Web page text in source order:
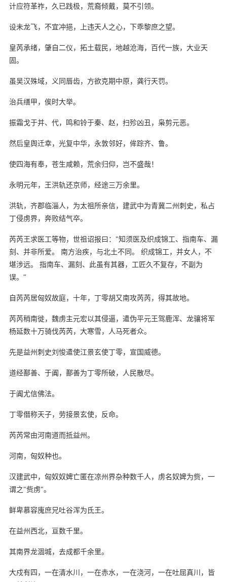
计应符革祚，久已践极，荒裔倾戴，莫不引领。
设未龙飞，不宜冲挹，上违天人之心，下乖黎庶之望。
皇芮承绪，肇自二仪，拓土载民，地越沧海，百代一族，大业天
固。
虽吴汉殊域，义同唇齿，方欲克期中原，龚行天罚。
治兵缮甲，俟时大举。
振霜戈于并、代，鸣和铃于秦、赵，扫殄凶丑，枭剪元恶。
然后皇舆迁幸，光复中华，永敦邻好，侔踪齐、鲁。
使四海有奉，苍生咸赖，荒余归仰，岂不盛哉！
永明元年，王洪轨还京师，经途三万余里。
洪轨，齐郡临淄人，为太祖所亲信，建武中为青冀二州刺史，私占
丁侵虏界，奔败结气卒。
芮芮王求医工等物，世祖诏报曰："知须医及织成锦工、指南车、漏
刻、并非所爱。 南方治疾，与北土不同。 织成锦工，并女人，不
堪涉远。 指南车、漏刻、此虽有其器，工匠久不复存，不副为
误。"
自芮芮居匈奴故庭，十年，丁零胡又南攻芮芮，得其故地。
芮芮稍南徙，魏虏主元宏以其侵逼，遣伪平元王驾鹿浑、龙骧将军
杨延数十万骑伐芮芮，大寒雪，人马死者众。
先是益州刺史刘悛遣使江景玄使丁零，宣国威德。
道经鄯善、于阗，鄯善为丁零所破，人民散尽。
于阗尤信佛法。
丁零僭称天子，劳接景玄使，反命。
芮芮常由河南道而抵益州。
河南，匈奴种也。
汉建武中，匈奴奴婢亡匿在凉州界杂种数千人，虏名奴婢为赀，一
谓之"赀虏"。
鲜卑慕容廆庶兄吐谷浑为氐王。
在益州西北，亘数千里。
其南界龙涸城，去成都千余里。
大戍有四，一在清水川，一在赤水，一在浇河，一在吐屈真川，皆